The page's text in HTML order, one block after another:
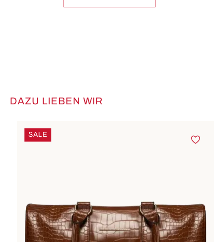
Produktgalerie überspringen
DAZU LIEBEN WIR
SALE